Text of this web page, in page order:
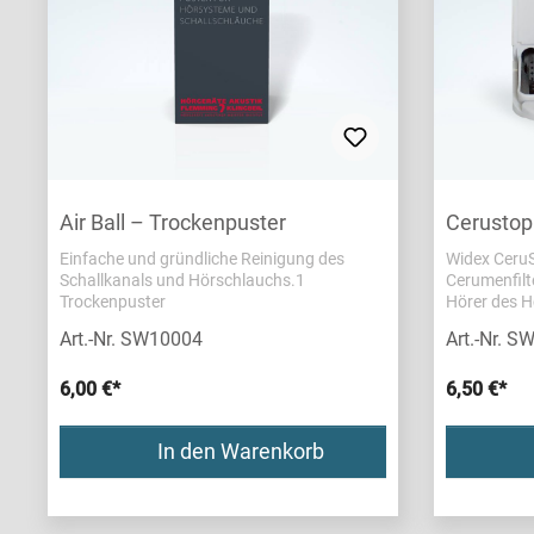
Air Ball – Trockenpuster
Einfache und gründliche Reinigung des
Schallkanals und Hörschlauchs.1
Trockenpuster
Art.-Nr. SW10004
6,00 €*
In den Warenkorb
Widex
Hörer des
Art.-Nr.
6,50 €*